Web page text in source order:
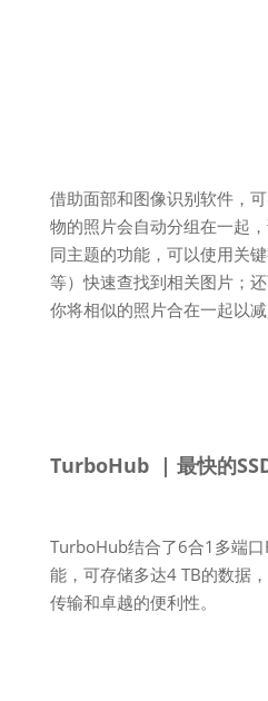
借助面部和图像识别软件，
物的照片会自动分组在一起
同主题的功能，可以使用关
等）快速查找到相关图片；
你将相似的照片合在一起以减
TurboHub | 最快的
TurboHub结合了6合1多端
能，可存储多达4 TB的数据
传输和卓越的便利性。